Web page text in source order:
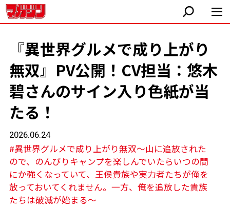
『異世界グルメで成り上がり
無双』PV公開！CV担当：悠木
碧さんのサイン入り色紙が当
たる！
2026.06.24
#異世界グルメで成り上がり無双～山に追放された
ので、のんびりキャンプを楽しんでいたらいつの間
にか強くなっていて、王侯貴族や実力者たちが俺を
放っておいてくれません。一方、俺を追放した貴族
たちは破滅が始まる～